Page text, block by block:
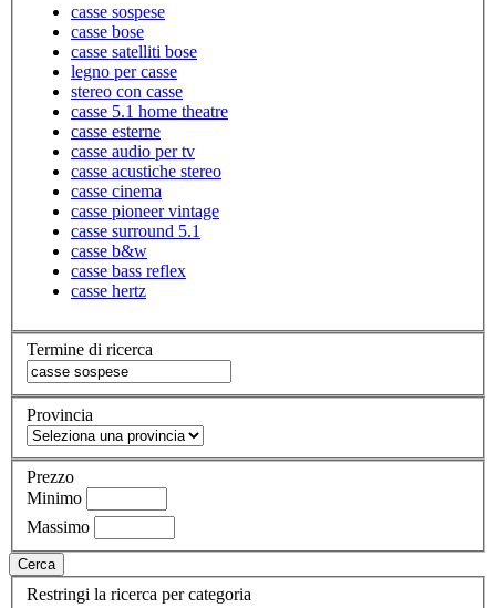
casse sospese
casse bose
casse satelliti bose
legno per casse
stereo con casse
casse 5.1 home theatre
casse esterne
casse audio per tv
casse acustiche stereo
casse cinema
casse pioneer vintage
casse surround 5.1
casse b&w
casse bass reflex
casse hertz
Termine di ricerca
Provincia
Prezzo
Minimo
Massimo
Cerca
Restringi la ricerca per categoria